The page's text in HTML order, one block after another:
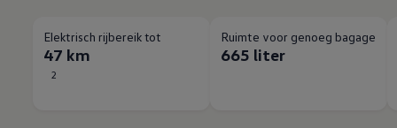
Elektrisch rijbereik tot
47 km
2
Ruimte voor genoeg bagage
665 liter